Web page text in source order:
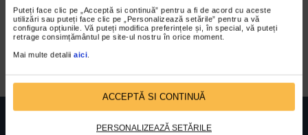
Puteți face clic pe „Acceptă si continuă” pentru a fi de acord cu aceste
utilizări sau puteți face clic pe „Personalizează setările” pentru a vă
configura opțiunile. Vă puteți modifica preferințele și, în special, vă puteți
retrage consimțământul pe site-ul nostru în orice moment.
Mai multe detalii aici
ACCEPTĂ SI CONTINUĂ
PERSONALIZEAZĂ SETĂRILE
Bucharest Music Film Festival
18/06/2015
Bucharest Music Film Festival, eveniment organizat de
ARCUB - Centrul Cultural al Municipiului Bucuresti,
sarbatoreste cea de-a X-a editie intre 19 si 28 iunie, in Piata...